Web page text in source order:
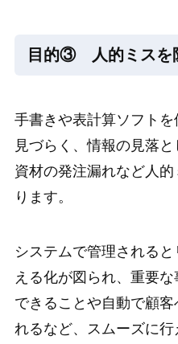
目的③ 人的ミスを
手書きや表計算ソフト
見づらく、情報の見落と
資材の発注漏れなど人
ります。
システムで管理される
える化が図られ、重要
できることや自動で顧
れるなど、スムーズに行